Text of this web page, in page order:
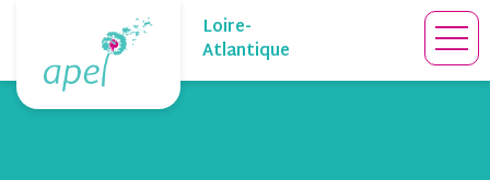
content
Loire-
Atlantique